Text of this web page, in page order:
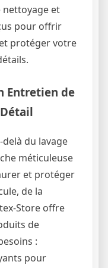
nettoyage et
pour offrir
protéger votre
Entretien de
delà du lavage
méticuleuse
et protéger
de la
Store offre
de
:
pour